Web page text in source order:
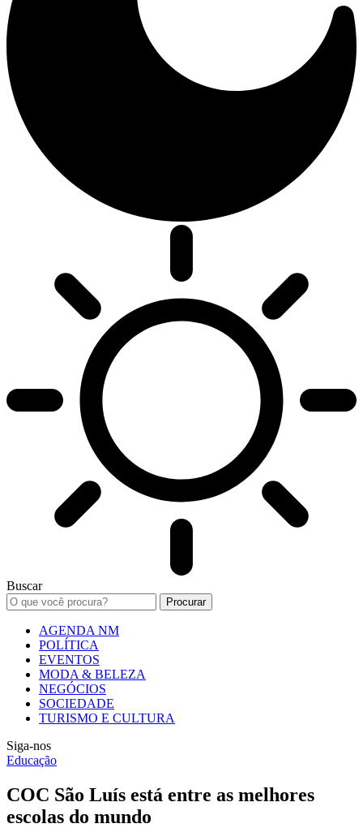
Buscar
AGENDA NM
POLÍTICA
EVENTOS
MODA & BELEZA
NEGÓCIOS
SOCIEDADE
TURISMO E CULTURA
Siga-nos
Educação
COC São Luís está entre as melhores
escolas do mundo